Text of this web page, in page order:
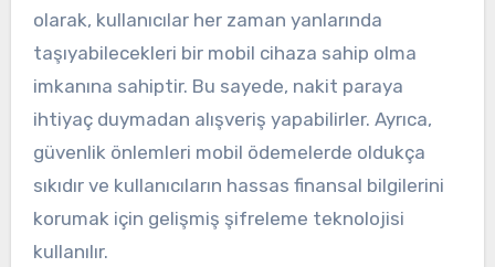
olarak, kullanıcılar her zaman yanlarında
taşıyabilecekleri bir mobil cihaza sahip olma
imkanına sahiptir. Bu sayede, nakit paraya
ihtiyaç duymadan alışveriş yapabilirler. Ayrıca,
güvenlik önlemleri mobil ödemelerde oldukça
sıkıdır ve kullanıcıların hassas finansal bilgilerini
korumak için gelişmiş şifreleme teknolojisi
kullanılır.